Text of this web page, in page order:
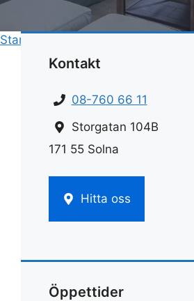
Start
Kontakt
08-760 66 11
Storgatan 104B
171 55 Solna
Hitta oss
Öppettider